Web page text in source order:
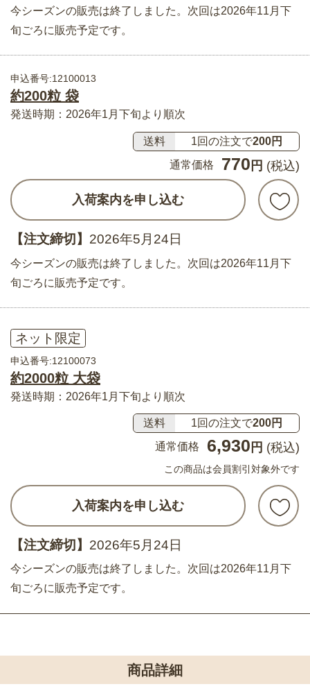
今シーズンの販売は終了しました。次回は2026年11月下
旬ごろに販売予定です。
申込番号:12100013
約200粒 袋
発送時期：2026年1月下旬より順次
送料 1回の注文で200円
通常価格
770 円 (税込)
入荷案内を申し込む
【注文締切】 2026年5月24日
今シーズンの販売は終了しました。次回は2026年11月下
旬ごろに販売予定です。
ネット限定
申込番号:12100073
約2000粒 大袋
発送時期：2026年1月下旬より順次
送料 1回の注文で200円
通常価格
6,930 円 (税込)
この商品は会員割引対象外です
入荷案内を申し込む
【注文締切】 2026年5月24日
今シーズンの販売は終了しました。次回は2026年11月下
旬ごろに販売予定です。
商品詳細